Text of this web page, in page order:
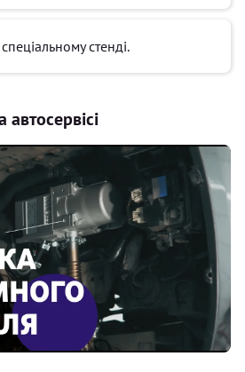
стенді.